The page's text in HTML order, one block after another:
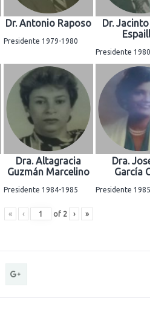
Dr. Antonio Raposo
Presidente 1979-1980
Dr.
Presidente
Dra. Altagracia
Guzmán Marcelino
Presidente 1984-1985
Dra.
García
Presidente
« ‹ of 2 › »